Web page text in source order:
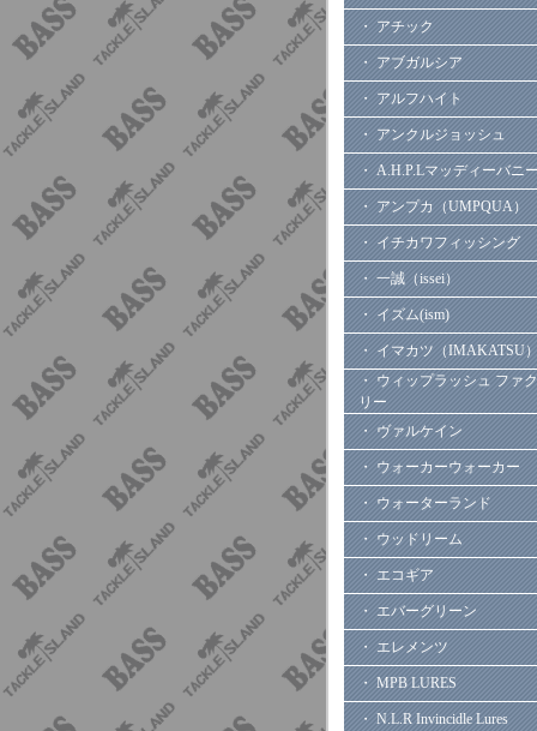
・ アチック
・ アブガルシア
・ アルフハイト
・ アンクルジョッシュ
・ A.H.P.Lマッディーバニ
・ アンプカ（UMPQUA）
・ イチカワフィッシング
・ 一誠（issei）
・ イズム(ism)
・ イマカツ（IMAKATSU
・ ウィップラッシュ ファ
リー
・ ヴァルケイン
・ ウォーカーウォーカー
・ ウォーターランド
・ ウッドリーム
・ エコギア
・ エバーグリーン
・ エレメンツ
・ MPB LURES
・ N.L.R Invincidle Lures